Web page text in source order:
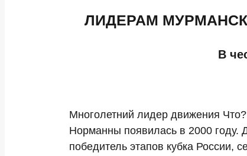
ЛИДЕРАМ
В
Многолетний лидер движения
Норманны появилась в 2000 году.
победитель этапов кубка России,